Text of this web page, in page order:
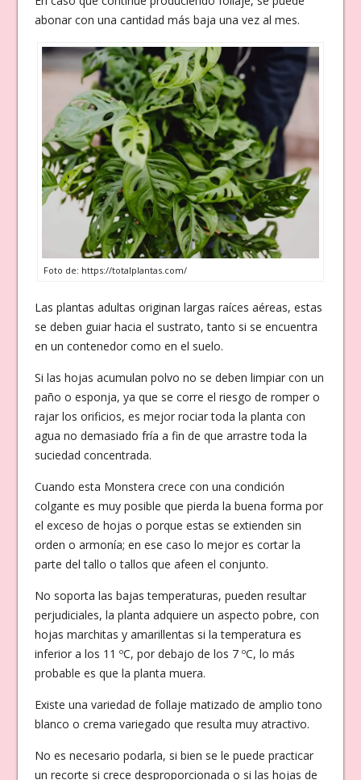
abonar con una cantidad más baja una vez al mes.
Foto de: https://totalplantas.com/
Las plantas adultas originan largas raíces aéreas, estas
se deben guiar hacia el sustrato, tanto si se encuentra
en un contenedor como en el suelo.
Si las hojas acumulan polvo no se deben limpiar con un
paño o esponja, ya que se corre el riesgo de romper o
rajar los orificios, es mejor rociar toda la planta con
agua no demasiado fría a fin de que arrastre toda la
suciedad concentrada.
Cuando esta Monstera crece con una condición
colgante es muy posible que pierda la buena forma por
el exceso de hojas o porque estas se extienden sin
orden o armonía; en ese caso lo mejor es cortar la
parte del tallo o tallos que afeen el conjunto.
No soporta las bajas temperaturas, pueden resultar
perjudiciales, la planta adquiere un aspecto pobre, con
hojas marchitas y amarillentas si la temperatura es
inferior a los 11 ºC, por debajo de los 7 ºC, lo más
probable es que la planta muera.
Existe una variedad de follaje matizado de amplio tono
blanco o crema variegado que resulta muy atractivo.
No es necesario podarla, si bien se le puede practicar
un recorte si crece desproporcionada o si las hojas de